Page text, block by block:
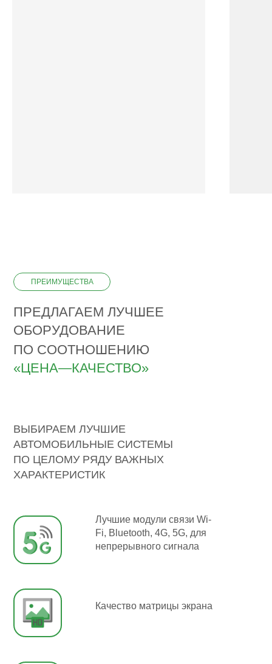
ПРЕИМУЩЕСТВА
ПРЕДЛАГАЕМ ЛУЧШЕЕ
ОБОРУДОВАНИЕ
ПО СООТНОШЕНИЮ
«ЦЕНА—КАЧЕСТВО»
ВЫБИРАЕМ ЛУЧШИЕ
АВТОМОБИЛЬНЫЕ СИСТЕМЫ
ПО ЦЕЛОМУ РЯДУ ВАЖНЫХ
ХАРАКТЕРИСТИК
Лучшие модули связи Wi-
Fi, Bluetooth, 4G, 5G, для
непрерывного сигнала
Качество матрицы экрана